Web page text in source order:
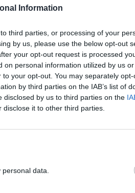
Information
third parties, or processing of your
by us, please use the below opt-out
your opt-out request is processed
on personal information utilized by us
your opt-out. You may separately
by third parties on the IAB’s list of
disclosed by us to third parties on the
disclose it to other third parties.
data.
visureigių penketuką:
Auto 2025-12-28